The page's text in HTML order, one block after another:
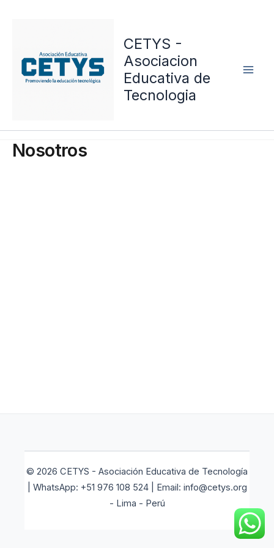
CETYS -
Asociacion
Educativa de
Tecnologia
Nosotros
© 2026 CETYS - Asociación Educativa de Tecnología
| WhatsApp: +51 976 108 524 | Email: info@cetys.org
- Lima - Perú